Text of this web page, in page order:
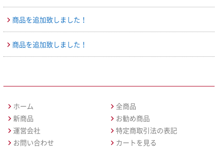
商品を追加致しました！
商品を追加致しました！
ホーム
全商品
新商品
お勧め商品
運営会社
特定商取引法の表記
お問い合わせ
カートを見る